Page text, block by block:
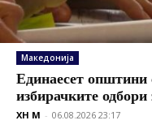
Македонија
Единаесет
избирачките
XH M - 06.08.2026 23:17